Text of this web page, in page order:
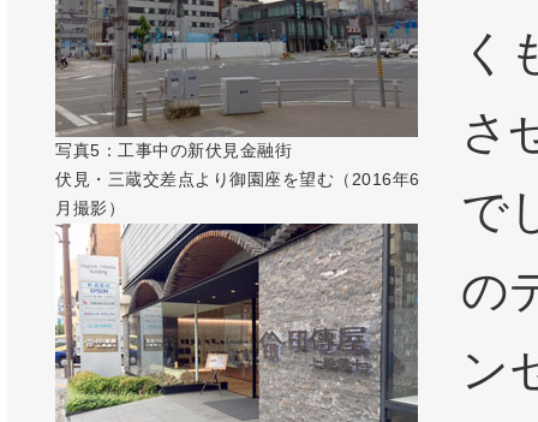
写真5：工事中の新伏見金融街
伏見・三蔵交差点より御園座を望む（2016年6
月撮影）
く
さ
で
の
ン